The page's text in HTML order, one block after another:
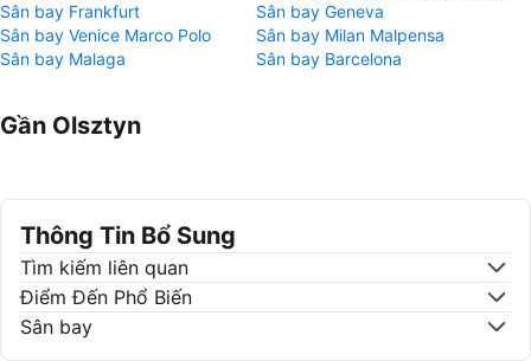
Sân bay Frankfurt
Sân bay Geneva
Sân bay Venice Marco Polo
Sân bay Milan Malpensa
Sân bay Malaga
Sân bay Barcelona
Gần Olsztyn
Thông Tin Bổ Sung
Tìm kiếm liên quan
Điểm Đến Phổ Biến
Sân bay